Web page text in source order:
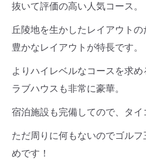
抜いて評価の高い人気コース。
丘陵地を生かしたレイアウト
豊かなレイアウトが特長です。
よりハイレベルなコースを求
ラブハウスも非常に豪華。
宿泊施設も完備してので、タイ
ただ周りに何もないのでゴル
めです！